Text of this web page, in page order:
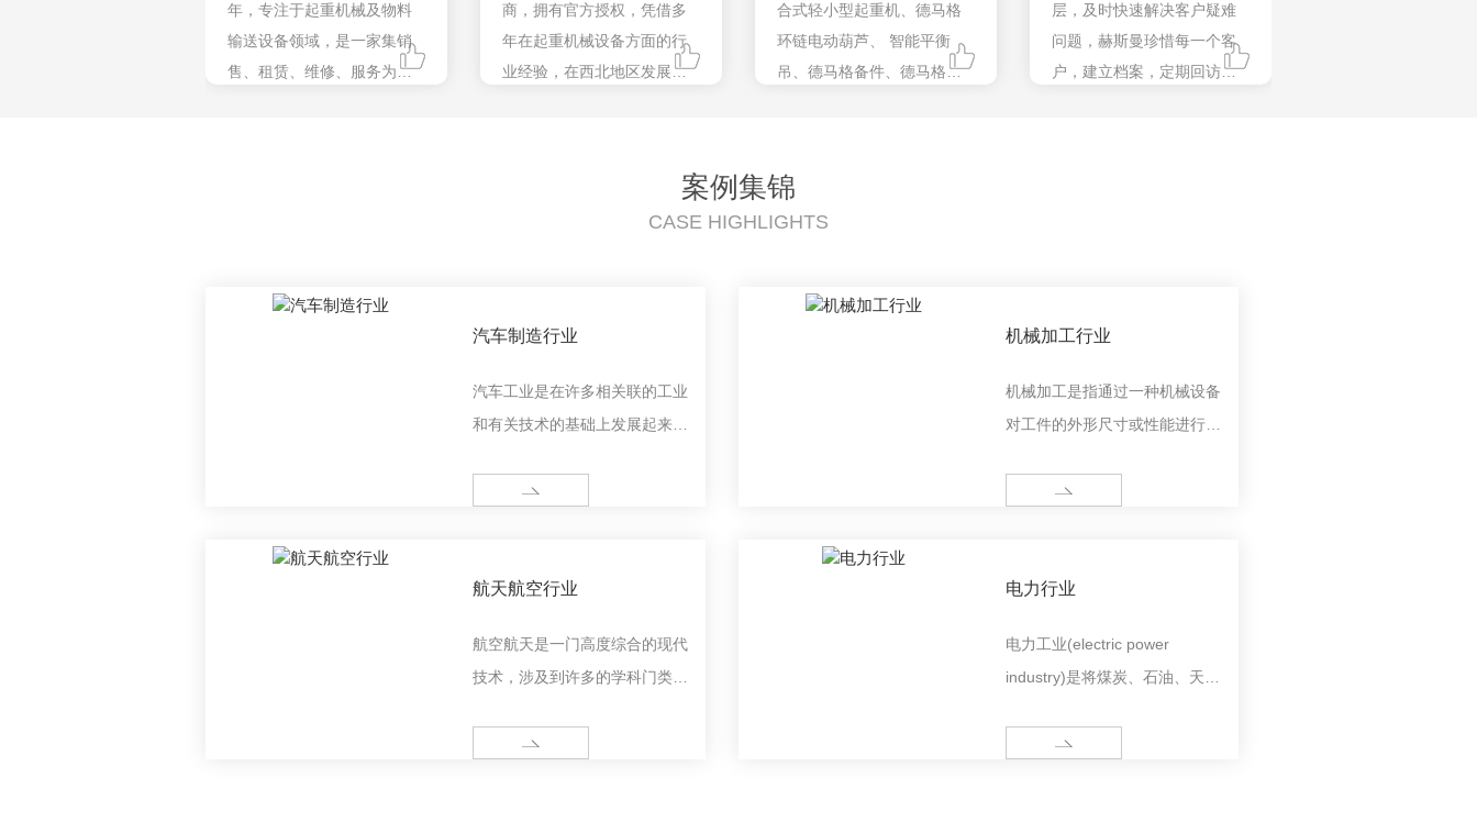
年，专注于起重机械及物料
输送设备领域，是一家集销
售、租赁、维修、服务为一
商，拥有官方授权，凭借多
年在起重机械设备方面的行
业经验，在西北地区发展迅
合式轻小型起重机、德马格
环链电动葫芦、 智能平衡
吊、德马格备件、德马格驱
百家客户信赖。
层，及时快速解决客户疑难
问题，赫斯曼珍惜每一个客
户，建立档案，定期回访，
案例集锦
CASE HIGHLIGHTS
汽车制造行业
汽车工业是在许多相关联的工业
和有关技术的基础上发展起来的
部门的产品，而且从毛坯加工到
MORE
机械加工行业
机械加工是指通过一种机械设备
对工件的外形尺寸或性能进行改
可分为切削加工和压力加工。
MORE
航天航空行业
航空航天是一门高度综合的现代
技术，涉及到许多的学科门类，
MORE
电力行业
电力工业(electric power
industry)是将煤炭、石油、天然
能、太阳能、生物质能等一次能
MORE